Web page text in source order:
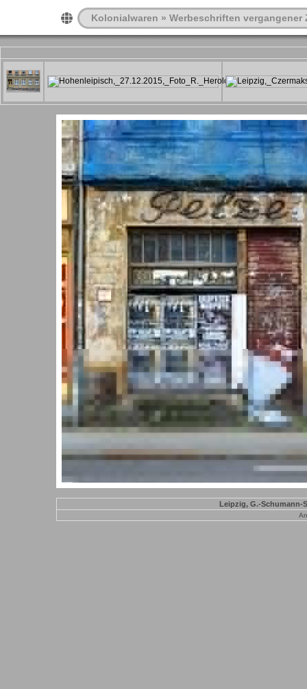
Kolonialwaren » Werbeschriften vergangener
Leipzig, G.-Schumann-